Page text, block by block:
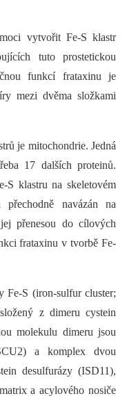
vytvořit Fe-S klastr
tuto prostetickou
funkcí frataxinu je
mezi dvěma složkami
je mitochondrie. Jedná
17 dalších proteinů.
S klastru na skeletovém
navázán na
přenesou do cílových
frataxinu v tvorbě Fe-
Fe-S (iron-sulfur cluster;
z dimeru cystein
molekulu dimeru jsou
a komplex dvou
desulfurázy (ISD11),
a acylového nosiče